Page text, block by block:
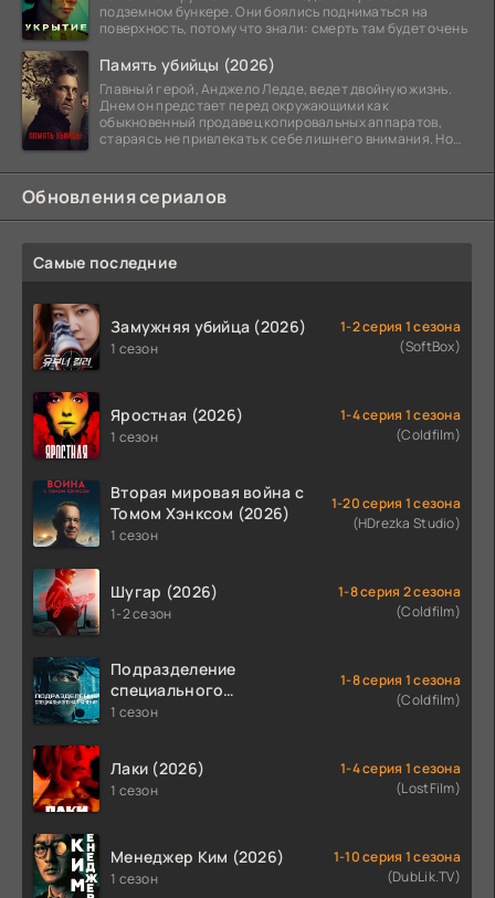
подземном бункере. Они боялись подниматься на
поверхность, потому что знали: смерть там будет очень
Память убийцы (2026)
Главный герой, Анджело Ледде, ведет двойную жизнь.
Днем он предстает перед окружающими как
обыкновенный продавец копировальных аппаратов,
стараясь не привлекать к себе лишнего внимания. Но
Обновления сериалов
Самые последние
Замужняя убийца (2026)
1 сезон
1-2 серия 1 сезона
(SoftBox)
Яростная (2026)
1 сезон
1-4 серия 1 сезона
(Coldfilm)
Вторая мировая война с
Томом Хэнксом (2026)
1 сезон
1-20 серия 1 сезона
(HDrezka Studio)
Шугар (2026)
1-2 сезон
1-8 серия 2 сезона
(Coldfilm)
Подразделение
специального
назначения (2026)
1 сезон
1-8 серия 1 сезона
(Coldfilm)
Лаки (2026)
1 сезон
1-4 серия 1 сезона
(LostFilm)
Менеджер Ким (2026)
1 сезон
1-10 серия 1 сезона
(DubLik.TV)